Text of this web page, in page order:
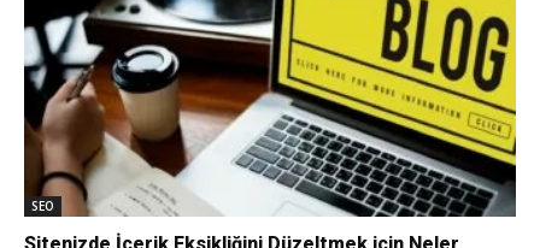
SEO
Sitenizde İçerik Eksikliğini Düzeltmek için Neler